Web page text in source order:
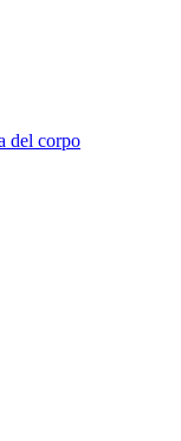
del corpo